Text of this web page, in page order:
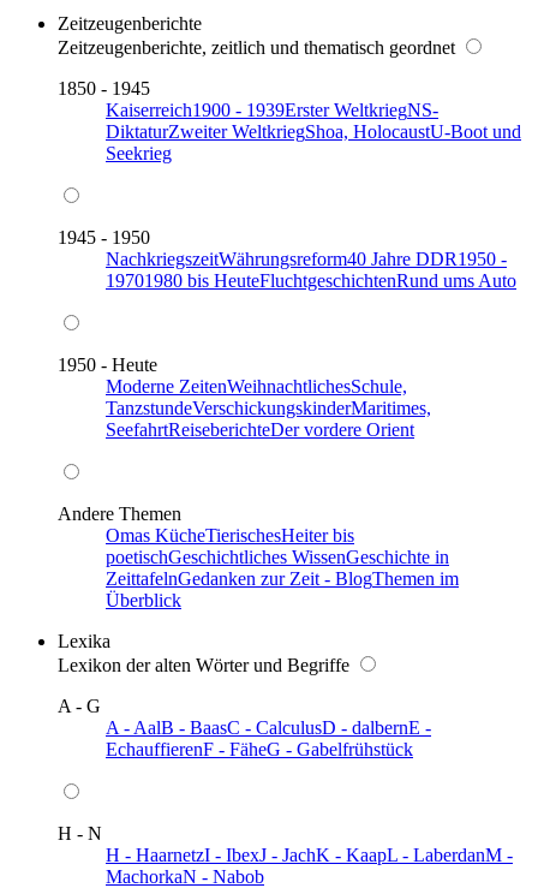
Zeitzeugenberichte
Zeitzeugenberichte, zeitlich und thematisch geordnet
1850 - 1945
Kaiserreich1900 - 1939Erster WeltkriegNS-
DiktaturZweiter WeltkriegShoa, HolocaustU-Boot und
Seekrieg
1945 - 1950
NachkriegszeitWährungsreform40 Jahre DDR1950 -
19701980 bis HeuteFluchtgeschichtenRund ums Auto
1950 - Heute
Moderne ZeitenWeihnachtlichesSchule,
TanzstundeVerschickungskinderMaritimes,
SeefahrtReiseberichteDer vordere Orient
Andere Themen
Omas KücheTierischesHeiter bis
poetischGeschichtliches WissenGeschichte in
ZeittafelnGedanken zur Zeit - BlogThemen im
Überblick
Lexika
Lexikon der alten Wörter und Begriffe
A - G
A - AalB - BaasC - CalculusD - dalbernE -
EchauffierenF - FäheG - Gabelfrühstück
H - N
H - HaarnetzI - IbexJ - JachK - KaapL - LaberdanM -
MachorkaN - Nabob